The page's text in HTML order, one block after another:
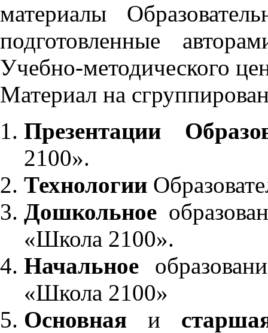
материалы
подготовленные
Учебно-методического
Материал на
Презентации
2100».
Технологии
Дошкольное
«Школа 2100».
Начальное
«Школа 2100»
Основнаяи